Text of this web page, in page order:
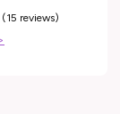
reviews)